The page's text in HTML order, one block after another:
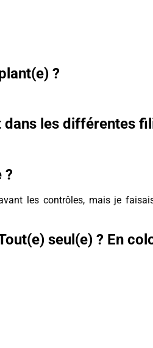
?
dans les différentes
?
les contrôles, mais je
seul(e) ? En